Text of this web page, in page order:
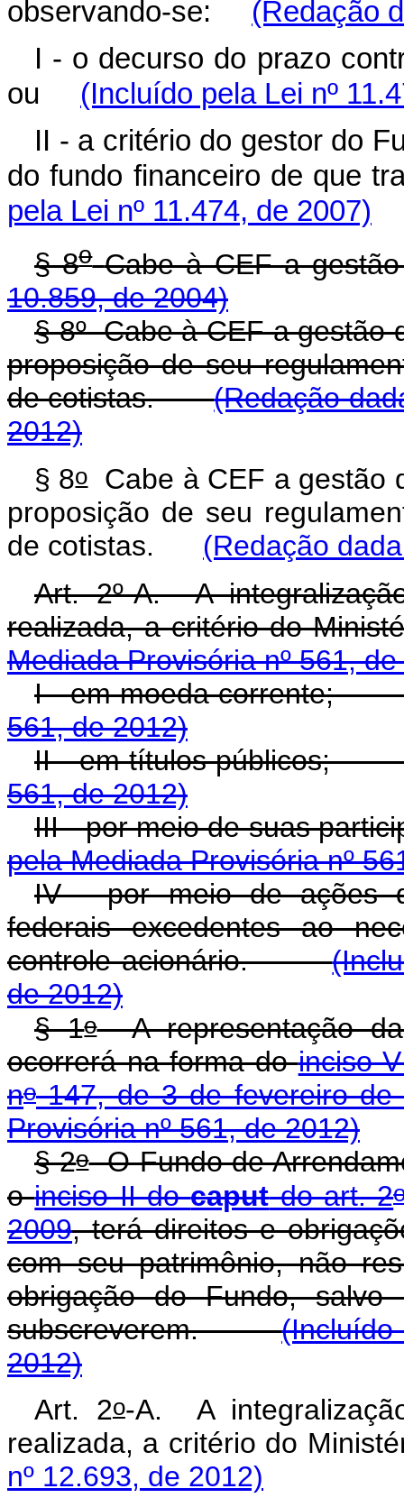
observando-se: (Redação
I - o decurso do prazo
ou (Incluído pela Lei nº
II - a critério do gestor do
do fundo financeiro de
pela Lei nº 11.474, de 2007)
§ 8o Cabe à CEF a
10.859, de 2004)
§ 8º Cabe à CEF a gestão
proposição de seu
de cotistas.(Redação
2012)
§ 8oCabe à CEF a gestão
proposição de seu
de cotistas.
(Redação
Art. 2º-A. A
realizada, a critério do
Mediada Provisória nº 561,
I - em moeda
561, de 2012)
II - em títulos públicos;
561, de 2012)
III - por meio de suas
pela Mediada Provisória nº
IV - por meio de ações
federais excedentes ao
controle acionário.
de 2012)
§ 1oA representação da
ocorrerá na forma doinciso
no147, de 3 de fevereiro de
Provisória nº 561, de 2012)
§ 2oO Fundo de
oinciso II docaputdo art. 2
2009, terá direitos e
com seu patrimônio, não
obrigação do Fundo, salvo
subscreverem.(Incluído
2012)
Art. 2o-A. A
realizada, a critério do
nº 12.693, de 2012)